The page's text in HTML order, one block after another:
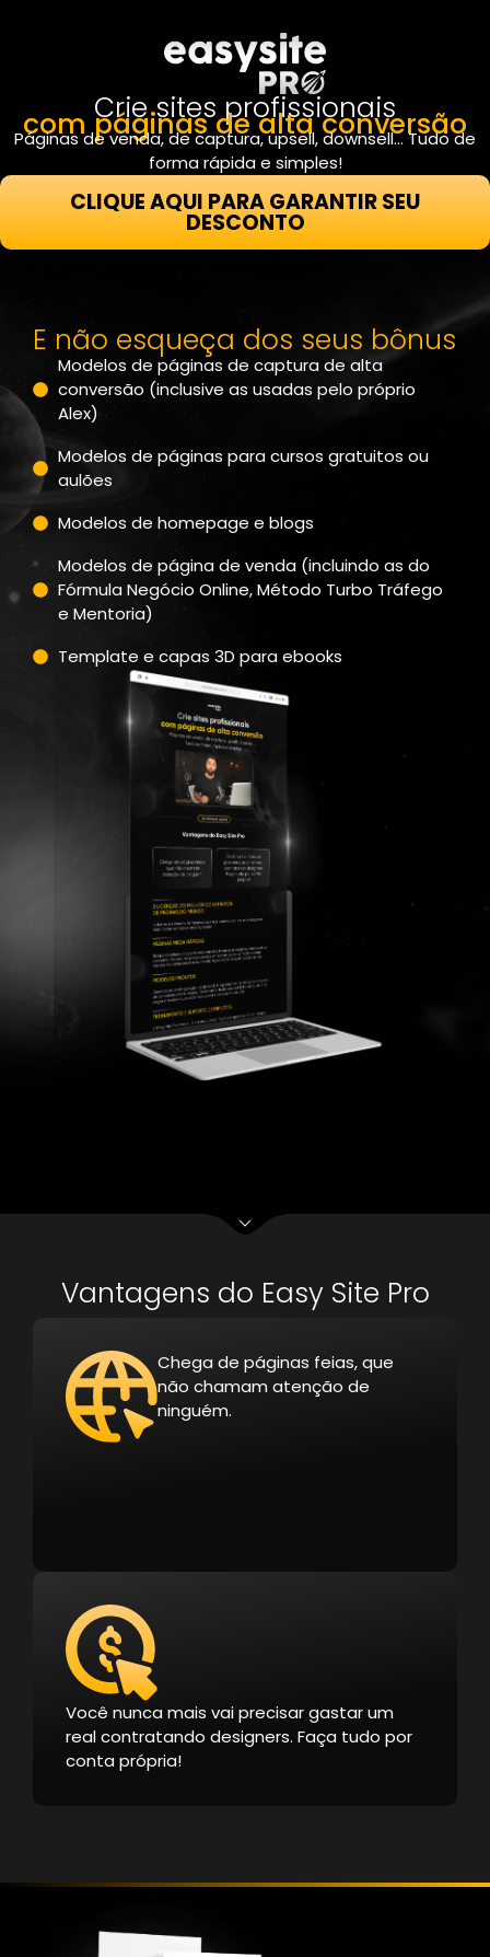
Crie sites profissionais
com páginas de alta conversão
Páginas de venda, de captura, upsell, downsell… Tudo de
forma rápida e simples!
CLIQUE AQUI PARA GARANTIR SEU
DESCONTO
E não esqueça dos seus bônus
Modelos de páginas de captura de alta
conversão (inclusive as usadas pelo próprio
Alex)
Modelos de páginas para cursos gratuitos ou
aulões
Modelos de homepage e blogs
Modelos de página de venda (incluindo as do
Fórmula Negócio Online, Método Turbo Tráfego
e Mentoria)
Template e capas 3D para ebooks
Vantagens do Easy Site Pro
Chega de páginas feias, que
não chamam atenção de
ninguém.
Você nunca mais vai precisar gastar um
real contratando designers. Faça tudo por
conta própria!